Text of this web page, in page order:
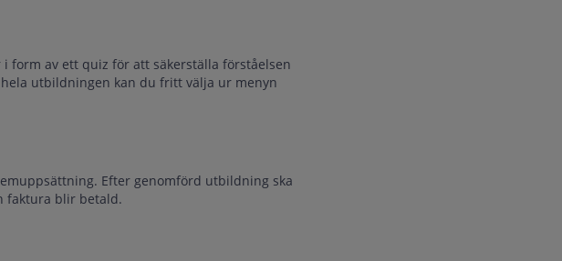
form av ett quiz för att säkerställa förståelsen
utbildningen kan du fritt välja ur menyn
Efter genomförd utbildning ska
faktura blir betald.